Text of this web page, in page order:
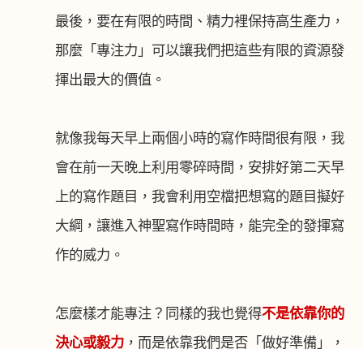
最後，要在有限的時間、精力裡保持高生產力，
那麼「專注力」可以讓我們把這些有限的資源發
揮出最大的價值。
就像我每天早上兩個小時的寫作時間很有限，我
會在前一天晚上利用零碎時間，安排好第二天早
上的寫作題目，我會利用空檔把想寫的題目擬好
大綱，讓進入神聖寫作時間時，能完全的發揮寫
作的威力。
怎麼樣才能專注？同樣的我也覺得不是依靠你的
決心或毅力 ，而是依靠我們是否「做好準備」，